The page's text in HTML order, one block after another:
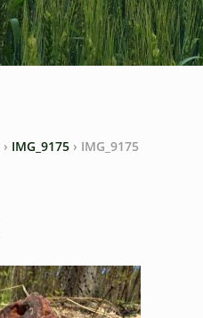
› IMG_9175 › IMG_9175